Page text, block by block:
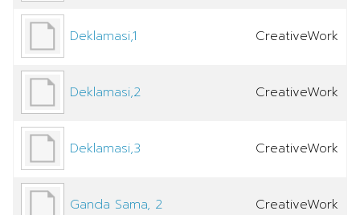
Deklamasi,1 CreativeWork
Deklamasi,2 CreativeWork
Deklamasi,3 CreativeWork
Ganda Sama, 2 CreativeWork